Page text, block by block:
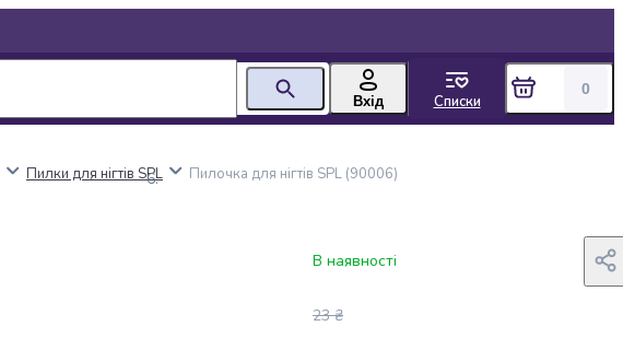
Вхід Списки
0
Пилки для нігтів SPL Пилочка для нігтів SPL (90006)
В наявності
23 ₴